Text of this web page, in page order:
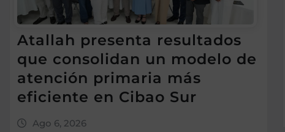
Atallah presenta resultados
que consolidan un modelo de
atención primaria más
eficiente en Cibao Sur
Ago 6, 2026